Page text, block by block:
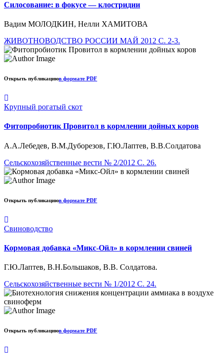
Силосование: в фокусе — клостридии
Вадим МОЛОДКИН, Нелли ХАМИТОВА
ЖИВОТНОВОДСТВО РОССИИ МАЙ 2012 C. 2-3.
Открыть публикациюв формате PDF
Крупный рогатый скот
Фитопробиотик Провитол в кормлении дойных коров
А.А.Лебедев, В.М.Дуборезов, Г.Ю.Лаптев, В.В.Солдатова
Сельскохозяйственные вести № 2/2012 С. 26.
Открыть публикациюв формате PDF
Свиноводство
Кормовая добавка «Микс-Ойл» в кормлении свиней
Г.Ю.Лаптев, В.Н.Большаков, В.В. Солдатова.
Сельскохозяйственные вести № 1/2012 С. 24.
Открыть публикациюв формате PDF